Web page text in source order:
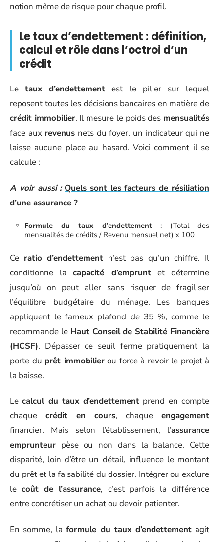
notion même de risque pour chaque profil.
Le taux d’endettement : définition,
calcul et rôle dans l’octroi d’un
crédit
Letaux d’endettement est le pilier sur lequel
reposent toutes les décisions bancaires en matière de
crédit immobilier. Il mesure le poids des mensualités
face aux revenus nets du foyer, un indicateur qui ne
laisse aucune place au hasard. Voici comment il se
calcule :
A voir aussi : Quels sont les facteurs de résiliation
d’une assurance ?
Formule du taux d’endettement: (Total des
mensualités de crédits / Revenu mensuel net) x 100
Ce ratio d’endettement n’est pas qu’un chiffre. Il
conditionne lacapacité d’empruntet détermine
jusqu’où on peut aller sans risquer de fragiliser
l’équilibre budgétaire du ménage. Les banques
appliquent le fameux plafond de 35 %, comme le
recommande le Haut Conseil de Stabilité Financière
(HCSF). Dépasser ce seuil ferme pratiquement la
porte du prêt immobilierou force à revoir le projet à
la baisse.
Lecalcul du taux d’endettement prend en compte
chaque crédit en cours, chaque engagement
financier. Mais selon l’établissement, l’assurance
emprunteur pèse ou non dans la balance. Cette
disparité, loin d’être un détail, influence le montant
du prêt et la faisabilité du dossier. Intégrer ou exclure
lecoût de l’assurance, c’est parfois la différence
entre concrétiser un achat ou devoir patienter.
En somme, laformule du taux d’endettementagit